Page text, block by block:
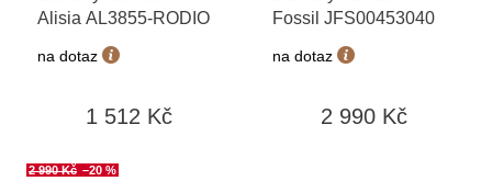
Alisia AL3855-RODIO
na dotaz
1 512 Kč
Fossil JFS00453040
na dotaz
2 990 Kč
2 990 Kč –20 %